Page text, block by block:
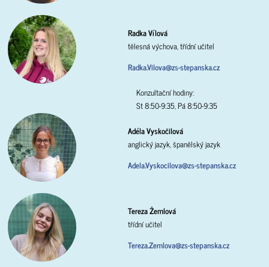
Radka Vílová
tělesná výchova, třídní učitel
Radka.Vilova@zs-stepanska.cz
Konzultační hodiny:
St 8:50-9:35, Pá 8:50-9:35
Adéla Vyskočilová
anglický jazyk, španělský jazyk
Adela.Vyskocilova@zs-stepanska.cz
Tereza Žemlová
třídní učitel
Tereza.Zemlova@zs-stepanska.cz